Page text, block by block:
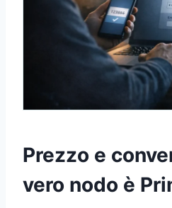
Prezzo e
vero nodo è